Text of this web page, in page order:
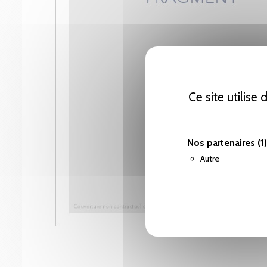
Ce site utilise
Nos partenaires (1)
Autre